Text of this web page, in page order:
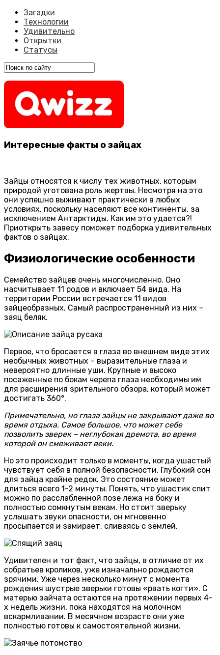
Загадки
Технологии
Удивительно
Открытки
Статусы
Интересные факты о зайцах
Зайцы относятся к числу тех животных, которым
природой уготована роль жертвы. Несмотря на это
они успешно выживают практически в любых
условиях, поскольку населяют все континенты, за
исключением Антарктиды. Как им это удается?!
Приоткрыть завесу поможет подборка удивительных
фактов о зайцах.
Физиологические особенности
Семейство зайцев очень многочисленно. Оно
насчитывает 11 родов и включает 54 вида. На
территории России встречается 11 видов
зайцеобразных. Самый распространенный из них –
заяц беляк.
Первое, что бросается в глаза во внешнем виде этих
необычных животных – выразительные глаза и
невероятно длинные уши. Крупные и высоко
посаженные по бокам черепа глаза необходимы им
для расширения зрительного обзора, который может
достигать 360°.
Примечательно, но глаза зайцы не закрывают даже во
время отдыха. Самое большое, что может себе
позволить зверек – неглубокая дремота, во время
которой он смеживает веки.
Но это происходит только в моменты, когда ушастый
чувствует себя в полной безопасности. Глубокий сон
для зайца крайне редок. Это состояние может
длиться всего 1-2 минуты. Понять, что ушастик спит
можно по расслабленной позе лежа на боку и
полностью сомкнутым векам. Но стоит зверьку
услышать звуки опасности, он мгновенно
просыпается и замирает, сливаясь с землей.
Удивителен и тот факт, что зайцы, в отличие от их
собратьев кроликов, уже изначально рождаются
зрячими. Уже через несколько минут с момента
рождения шустрые зверьки готовы «рвать когти». С
матерью зайчата остаются на протяжении первых 4-
х недель жизни, пока находятся на молочном
вскармливании. В месячном возрасте они уже
полностью готовы к самостоятельной жизни.